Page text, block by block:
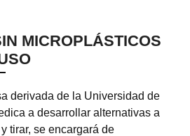
MICROPLÁSTICOS
derivada de la Universidad de
a desarrollar alternativas a
tirar, se encargará de